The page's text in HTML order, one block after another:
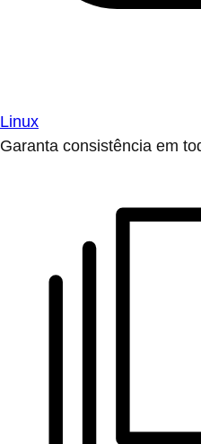
Linux
Garanta consistência em